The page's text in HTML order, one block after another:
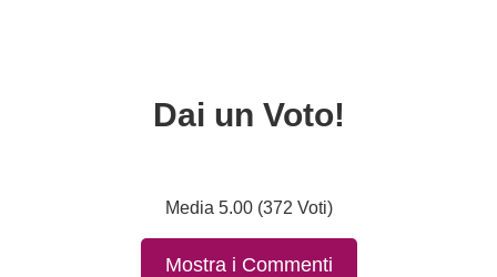
Dai un Voto!
Media 5.00 (372 Voti)
Mostra i Commenti